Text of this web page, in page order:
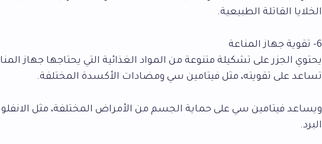
الخلايا القاتلة الطبيعية.
6- تقوية جهاز المناعة
يحتوي الجزر على تشكيلة متنوعة من المواد الغذائية التي يحتاجها جهاز
تساعد على تقويته، مثل فيتامين سي ومضادات الأكسدة المختلفة.
ويساعد فيتامين سي على حماية الجسم من الأمراض المختلفة، مثل
البرد.